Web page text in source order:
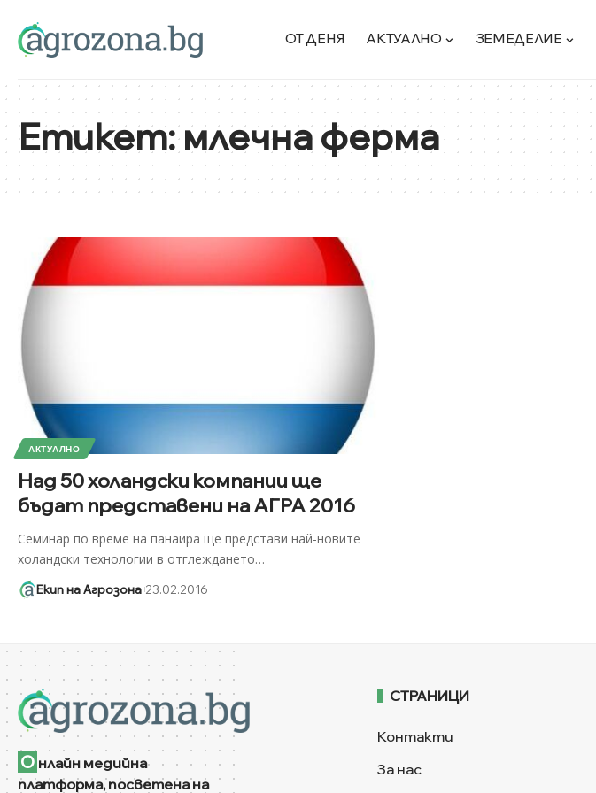
ОТ ДЕНЯ АКТУАЛНО ЗЕМЕДЕЛИЕ
Етикет:млечна ферма
АКТУАЛНО
Над 50 холандски компании ще
бъдат представени на АГРА 2016
Семинар по време на панаира ще представи най-новите
холандски технологии в отглеждането…
Екип на Агрозона 23.02.2016
О нлайн медийна
платформа, посветена на
СТРАНИЦИ
Контакти
За нас